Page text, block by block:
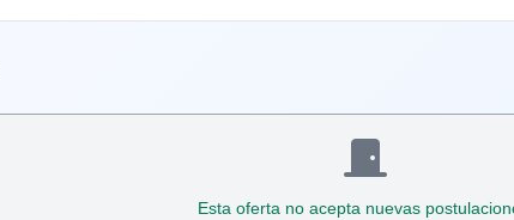
Esta oferta no acepta nuevas